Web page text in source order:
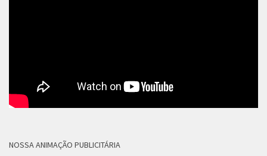
NOSSA ANIMAÇÃO PUBLICITÁRIA